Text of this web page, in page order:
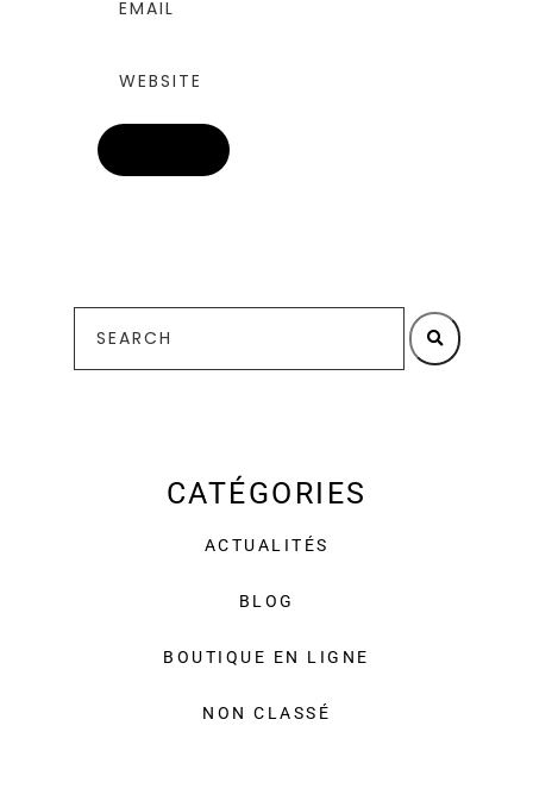
CATÉGORIES
ACTUALITÉS
BLOG
BOUTIQUE EN LIGNE
NON CLASSÉ